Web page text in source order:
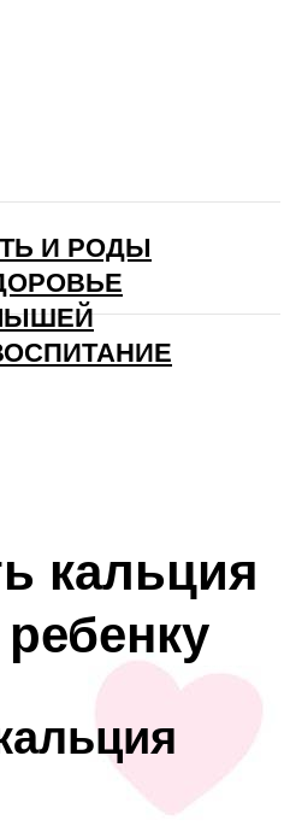
И РОДЫ
кальция